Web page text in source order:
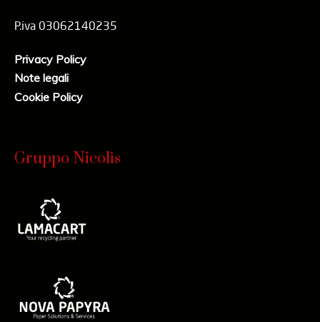
P.iva 03062140235
Privacy Policy
Note legali
Cookie Policy
Gruppo Nicolis